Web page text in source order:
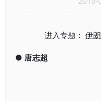
进入专题：伊
● 唐志超